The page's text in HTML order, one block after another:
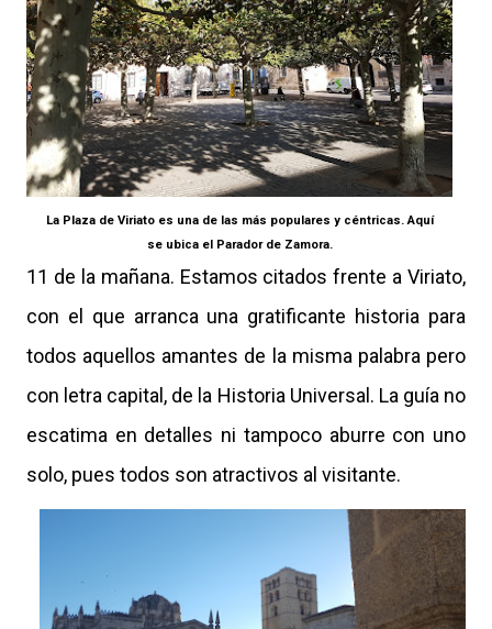
La Plaza de Viriato es una de las más populares y céntricas. Aquí
se ubica el Parador de Zamora.
11 de la mañana. Estamos citados frente a Viriato,
con el que arranca una gratificante historia para
todos aquellos amantes de la misma palabra pero
con letra capital, de la Historia Universal. La guía no
escatima en detalles ni tampoco aburre con uno
solo, pues todos son atractivos al visitante.